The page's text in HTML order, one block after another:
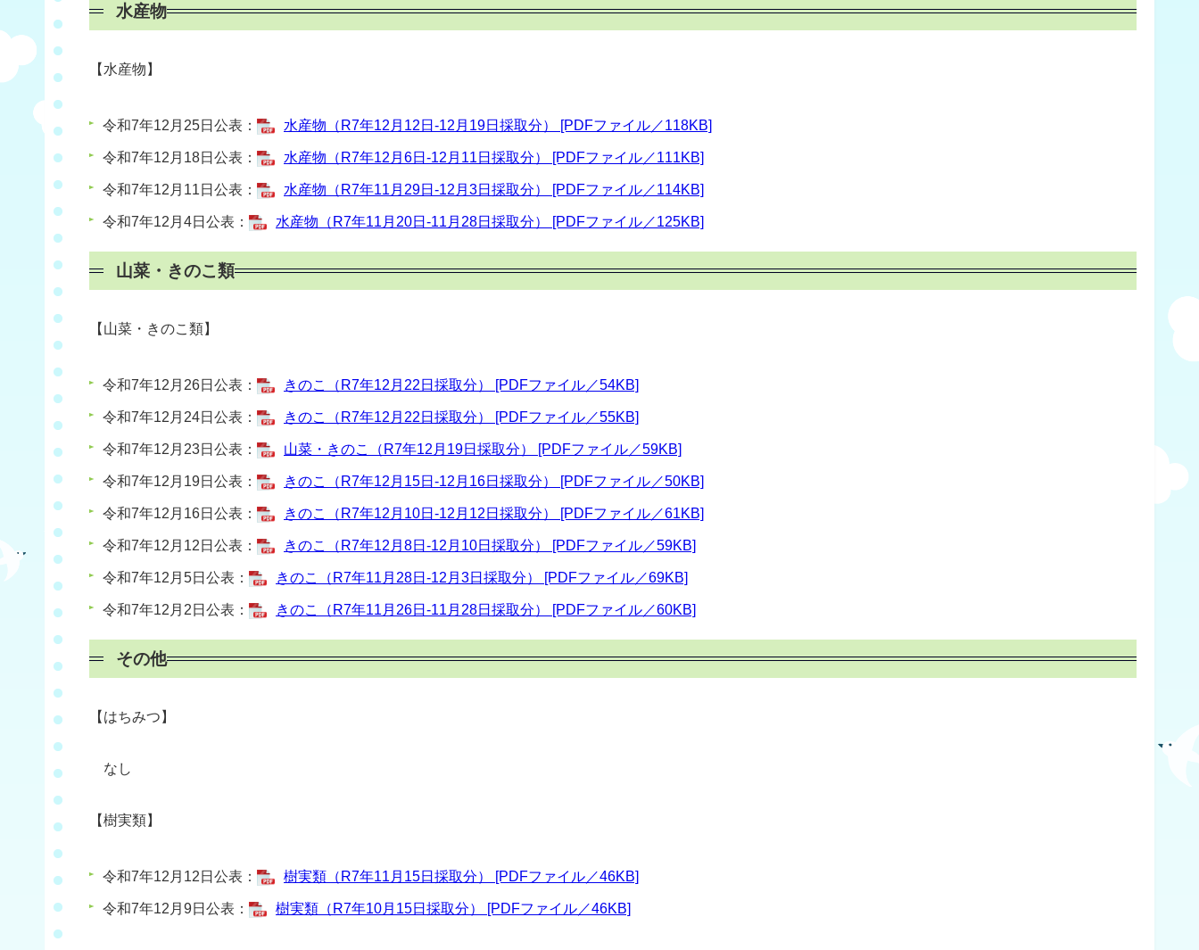
水産物
【水産物】
令和7年12月25日公表： 水産物（R7年12月12日-12月19日採取分） [PDFファイル／118KB]
令和7年12月18日公表： 水産物（R7年12月6日-12月11日採取分） [PDFファイル／111KB]
令和7年12月11日公表： 水産物（R7年11月29日-12月3日採取分） [PDFファイル／114KB]
令和7年12月4日公表： 水産物（R7年11月20日-11月28日採取分） [PDFファイル／125KB]
山菜・きのこ類
【山菜・きのこ類】
令和7年12月26日公表： きのこ（R7年12月22日採取分） [PDFファイル／54KB]
令和7年12月24日公表： きのこ（R7年12月22日採取分） [PDFファイル／55KB]
令和7年12月23日公表： 山菜・きのこ（R7年12月19日採取分） [PDFファイル／59KB]
令和7年12月19日公表： きのこ（R7年12月15日-12月16日採取分） [PDFファイル／50KB]
令和7年12月16日公表： きのこ（R7年12月10日-12月12日採取分） [PDFファイル／61KB]
令和7年12月12日公表： きのこ（R7年12月8日-12月10日採取分） [PDFファイル／59KB]
令和7年12月5日公表： きのこ（R7年11月28日-12月3日採取分） [PDFファイル／69KB]
令和7年12月2日公表： きのこ（R7年11月26日-11月28日採取分） [PDFファイル／60KB]
その他
【はちみつ】
なし
【樹実類】
令和7年12月12日公表： 樹実類（R7年11月15日採取分） [PDFファイル／46KB]
令和7年12月9日公表： 樹実類（R7年10月15日採取分） [PDFファイル／46KB]